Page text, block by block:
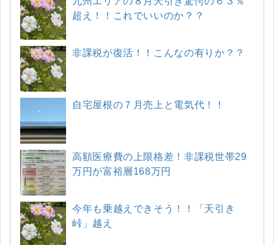
超え！！これでいいのか？？
非課税が復活！！こんなの有りか？？
自宅屋根の７月売上と電気代！！
高額医療費の上限格差！非課税世帯29
万円が富裕層168万円
今年も乗越えできそう！！「天引き
峠」越え